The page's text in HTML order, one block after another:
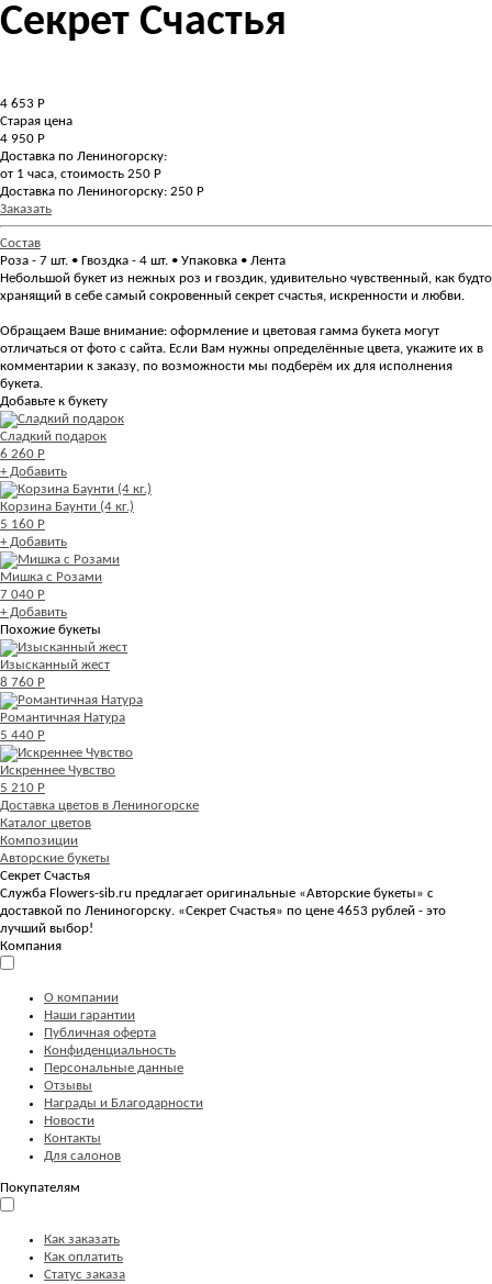
Секрет Счастья
4 653 Р
Старая цена
4 950 Р
Доставка по Лениногорску:
от 1 часа, стоимость 250 Р
Доставка по Лениногорску: 250 Р
Заказать
Состав
Роза - 7 шт. • Гвоздка - 4 шт. • Упаковка • Лента
Небольшой букет из нежных роз и гвоздик, удивительно чувственный, как будто
хранящий в себе самый сокровенный секрет счастья, искренности и любви.
Обращаем Ваше внимание: оформление и цветовая гамма букета могут
отличаться от фото с сайта. Если Вам нужны определённые цвета, укажите их в
комментарии к заказу, по возможности мы подберём их для исполнения
букета.
Добавьте к букету
Сладкий подарок
6 260 Р
+ Добавить
Корзина Баунти (4 кг.)
5 160 Р
+ Добавить
Мишка с Розами
7 040 Р
+ Добавить
Похожие букеты
Изысканный жест
8 760 Р
Романтичная Натура
5 440 Р
Искреннее Чувство
5 210 Р
Доставка цветов в Лениногорске
Каталог цветов
Композиции
Авторские букеты
Секрет Счастья
Служба Flowers-sib.ru предлагает оригинальные «Авторские букеты» с
доставкой по Лениногорску. «Секрет Счастья» по цене 4653 рублей - это
лучший выбор!
Компания
О компании
Наши гарантии
Публичная оферта
Конфиденциальность
Персональные данные
Отзывы
Награды и Благодарности
Новости
Контакты
Для салонов
Покупателям
Как заказать
Как оплатить
Статус заказа